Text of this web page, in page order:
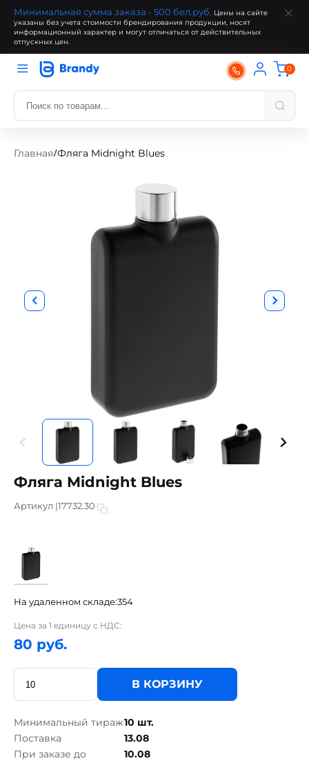
Минимальная сумма заказа - 500 бел.руб. Цены на сайте
указаны без учета стоимости брендирования продукции, носят
информационный характер и могут отличаться от действительных
отпускных цен.
0
Главная/Фляга Midnight Blues
Фляга Midnight Blues
Артикул |17732.30
На удаленном складе:354
Цена за 1 единицу с НДС:
80 руб.
В КОРЗИНУ
Минимальный тираж10 шт.
Поставка
13.08
При заказе до
10.08